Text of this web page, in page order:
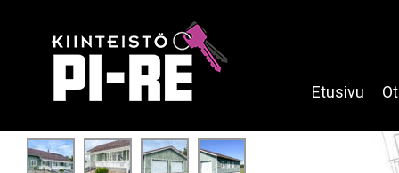
Etusivu